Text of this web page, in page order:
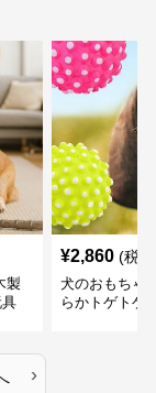
製
¥2,860 (税
犬のおもちゃ
らかトゲトゲ
›